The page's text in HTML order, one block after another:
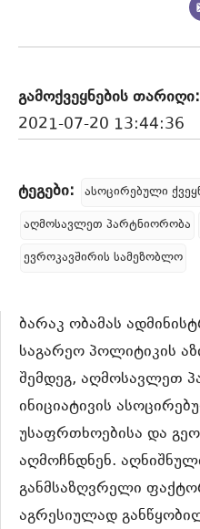
გამოქვეყნების თარიღი:
2021-07-20 13:44:36
ტეგები: ასოცირებული
აღმოსავლეთ პარტნიორობა
ევროკავშირის სამეზობლო
ბარაკ ობამას
საგარეო პოლიტიკის
შემდეგ, აღმოსავლეთ
ინიციატივის
უსაფრთხოებისა და
აღმოჩნდნენ.
განმსაზღვრელი
აგრესიულად